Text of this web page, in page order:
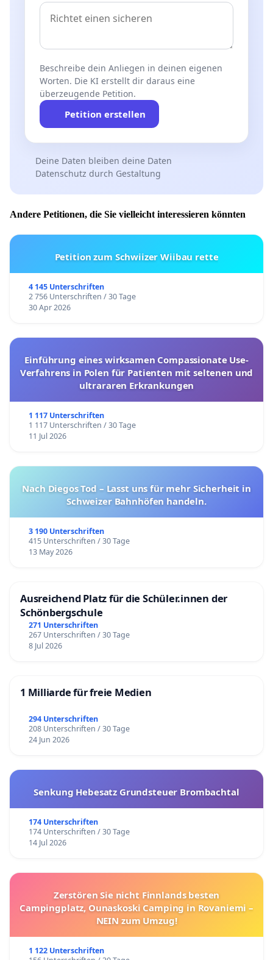
Beschreibe dein Anliegen in deinen eigenen
Worten. Die KI erstellt dir daraus eine
überzeugende Petition.
Petition erstellen
Deine Daten bleiben deine Daten
Datenschutz durch Gestaltung
Andere Petitionen, die Sie vielleicht interessieren könnten
Petition zum Schwiizer Wiibau rette
4 145 Unterschriften
2 756 Unterschriften / 30 Tage
30 Apr 2026
Einführung eines wirksamen Compassionate Use-
Verfahrens in Polen für Patienten mit seltenen und
ultrararen Erkrankungen
1 117 Unterschriften
1 117 Unterschriften / 30 Tage
11 Jul 2026
Nach Diegos Tod – Lasst uns für mehr Sicherheit in
Schweizer Bahnhöfen handeln.
3 190 Unterschriften
415 Unterschriften / 30 Tage
13 May 2026
Ausreichend Platz für die Schüler.innen der
Schönbergschule
271 Unterschriften
267 Unterschriften / 30 Tage
8 Jul 2026
1 Milliarde für freie Medien
294 Unterschriften
208 Unterschriften / 30 Tage
24 Jun 2026
Senkung Hebesatz Grundsteuer Brombachtal
174 Unterschriften
174 Unterschriften / 30 Tage
14 Jul 2026
Zerstören Sie nicht Finnlands besten
Campingplatz, Ounaskoski Camping in Rovaniemi –
NEIN zum Umzug!
1 122 Unterschriften